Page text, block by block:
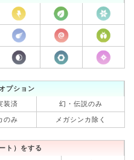
プション
装済 幻・伝説のみ
のみ メガシンカ除く
ト）をする